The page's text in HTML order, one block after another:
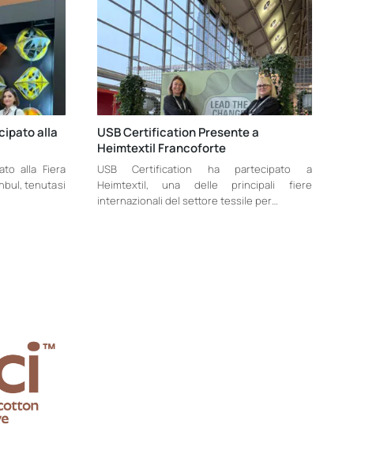
alla
alla Fiera
tenutasi
USB Certification Presente a
Heimtextil Francoforte
USB Certification ha partecipato a
Heimtextil, una delle principali fiere
internazionali del settore tessile per…